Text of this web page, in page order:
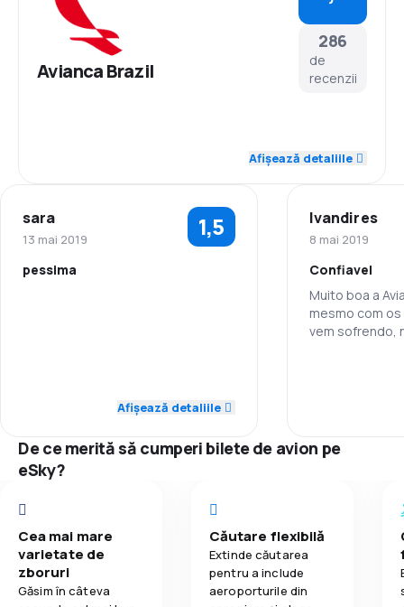
Avianca Brazil
286
de
recenzii
Rețeaua de conexiuni 4,1
Prețul biletelor 3,7
4,0
Afișează detaliile
sara
13 mai 2019 1,5
pessima
Rețeaua de conexiuni 1,0
Prețul biletelor 2,0
Transportul bagajelor 1,0
Mâncare 1,0
Afișează detaliile
Ivandires
8 mai 2019
Confiavel
Muito boa a
mesmo com
vem sofrendo,
Rețeaua de
Prețul
Confort în
Transportul
De ce merită să cumperi bilete de avion pe
eSky?
Cea mai mare
varietate de
zboruri
Găsim în câteva
Căutare flexibilă
Extinde căutarea
pentru a include
aeroporturile din